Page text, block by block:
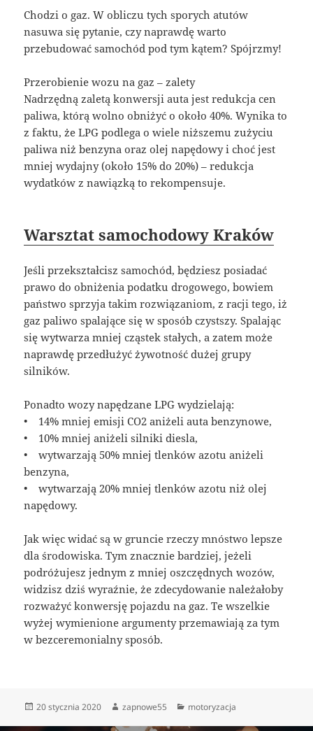
Chodzi o gaz. W obliczu tych sporych atutów
nasuwa się pytanie, czy naprawdę warto
przebudować samochód pod tym kątem? Spójrzmy!
Przerobienie wozu na gaz – zalety
Nadrzędną zaletą konwersji auta jest redukcja cen
paliwa, którą wolno obniżyć o około 40%. Wynika to
z faktu, że LPG podlega o wiele niższemu zużyciu
paliwa niż benzyna oraz olej napędowy i choć jest
mniej wydajny (około 15% do 20%) – redukcja
wydatków z nawiązką to rekompensuje.
Warsztat samochodowy Kraków
Jeśli przekształcisz samochód, będziesz posiadać
prawo do obniżenia podatku drogowego, bowiem
państwo sprzyja takim rozwiązaniom, z racji tego, iż
gaz paliwo spalające się w sposób czystszy. Spalając
się wytwarza mniej cząstek stałych, a zatem może
naprawdę przedłużyć żywotność dużej grupy
silników.
Ponadto wozy napędzane LPG wydzielają:
• 14% mniej emisji CO2 aniżeli auta benzynowe,
• 10% mniej aniżeli silniki diesla,
• wytwarzają 50% mniej tlenków azotu aniżeli
benzyna,
• wytwarzają 20% mniej tlenków azotu niż olej
napędowy.
Jak więc widać są w gruncie rzeczy mnóstwo lepsze
dla środowiska. Tym znacznie bardziej, jeżeli
podróżujesz jednym z mniej oszczędnych wozów,
widzisz dziś wyraźnie, że zdecydowanie należałoby
rozważyć konwersję pojazdu na gaz. Te wszelkie
wyżej wymienione argumenty przemawiają za tym
w bezceremonialny sposób.
Data
20 stycznia 2020 Autor
zapnowe55 Kategorie
motoryzacja